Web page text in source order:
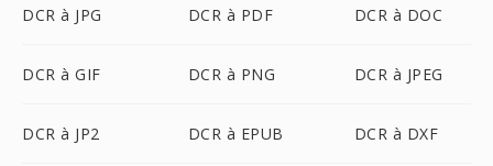
DCR à JPG DCR à PDF DCR à DOC
DCR à GIF DCR à PNG DCR à JPEG
DCR à JP2 DCR à EPUB DCR à DXF